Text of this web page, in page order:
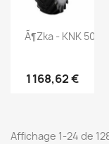
Ã¶zka - KNK 50 -
1 168,62 €
Affichage 1-24 de